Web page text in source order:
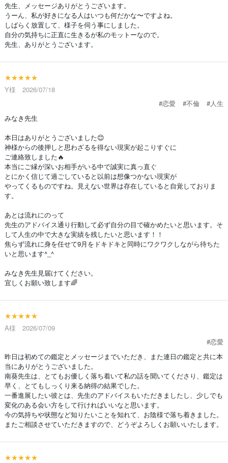
先生、メッセージありがとうございます。
うーん、私が好きになる人はいつも何だかな〜ですよね。
しばらく放置して、様子を伺う事にしました。
自分の気持ちに正直に生きるが私のモットーなので。
先生、ありがとうございます。
★★★★★
Y様 2026/07/18
#恋愛
#不倫
#人生
みなき先生
本日はありがとうございました😊
神様からの後押しと思わざるを得ない現実が起こりすぐに
ご連絡致しました🔥
本当にご縁が深いお相手がいる中で誠実に真っ直ぐ
とにかく信じて過ごしていると以前は想像つかない現実が
やってくるものですね。見えない世界は存在していると自覚しておりま
す。
あとは流れにのって
先生のアドバイス通り行動して必ず自分の目で確かめたいと思います。そ
して人生の中で大きな実績を残したいと思います！！
焦らず流れに身を任せて9月をドキドキと同時にワクワクしながら待ちた
いと思います^_^
みなき先生見届けてください。
宜しくお願い致します🌈
★★★★★
A様 2026/07/09
#恋愛
昨日は初めての鑑定とメッセージまでいただき、また連日の鑑定と共に本
当にありがとうございました。
南葵先生は、とてもお優しく落ち着いて私の話を聞いてくださり、鑑定は
早く、とてもしっくり来る納得の結果でした。
一番進展したい彼とは、先生のアドバイスもいただきましたし、少しでも
変化のある会い方をして行ければいいなと思います。
今の気持ちや状態など知りたいことを知れて、お陰様で落ち着きました。
またご相談させていただきますので、どうぞよろしくお願いいたします。
★★★★★